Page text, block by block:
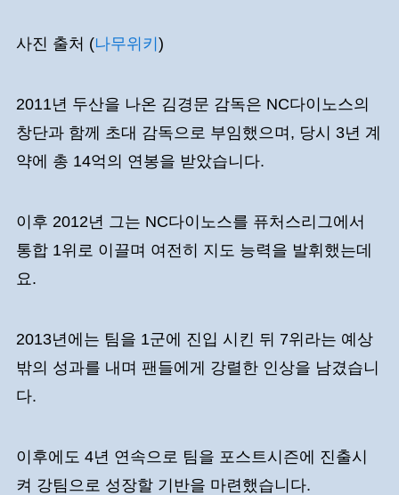
사진 출처 (나무위키 )
2011년 두산을 나온 김경문 감독은 NC다이노스의
창단과 함께 초대 감독으로 부임했으며, 당시 3년 계
약에 총 14억의 연봉을 받았습니다.
이후 2012년 그는 NC다이노스를 퓨처스리그에서
통합 1위로 이끌며 여전히 지도 능력을 발휘했는데
요.
2013년에는 팀을 1군에 진입 시킨 뒤 7위라는 예상
밖의 성과를 내며 팬들에게 강렬한 인상을 남겼습니
다.
이후에도 4년 연속으로 팀을 포스트시즌에 진출시
켜 강팀으로 성장할 기반을 마련했습니다.